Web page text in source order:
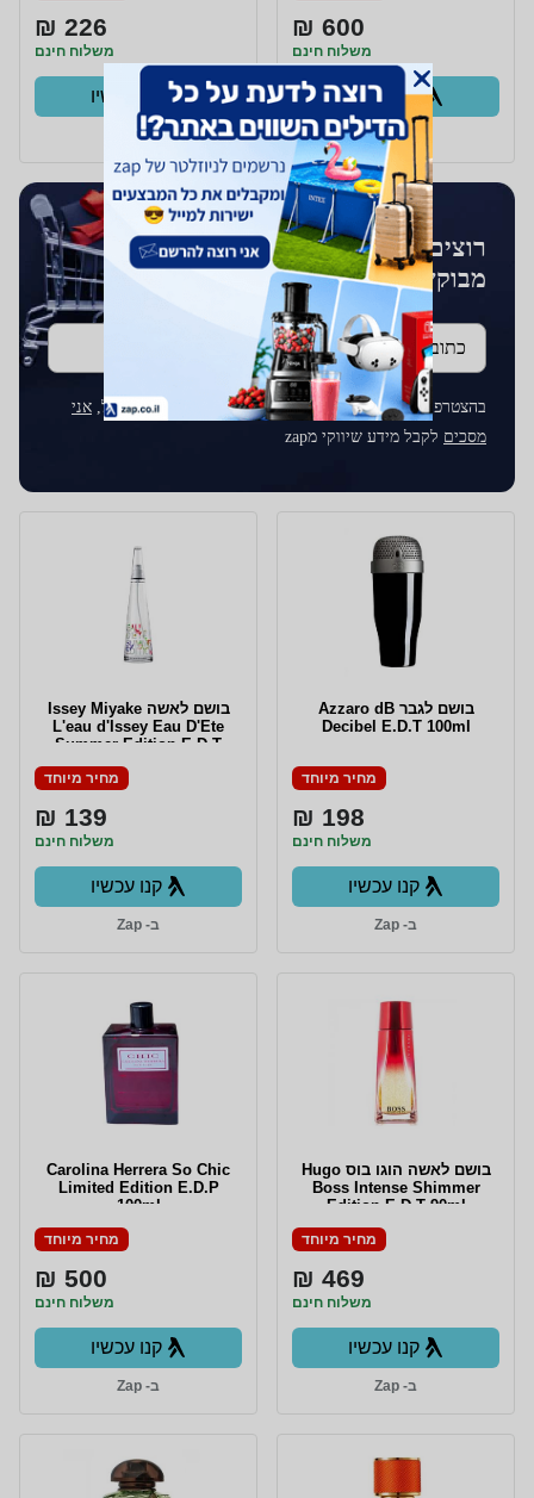
600 ₪
משלוח חינם
קנו עכשיו
ב- Zap
226 ₪
משלוח חינם
קנו עכשיו
ב- Zap
רוצים לקבל עדכונים על מוצרים
מבוקשים?
כתובת דוא''ל
בהצטרפותך לרשימת התפוצה על ידי הכנסת כתובת הדוא"ל, אני
מסכים לקבל מידע שיווקי מzap
בושם לגבר Azzaro dB
Decibel E.D.T 100ml
מחיר מיוחד
198 ₪
משלוח חינם
קנו עכשיו
ב- Zap
בושם לאשה Issey Miyake
L'eau d'Issey Eau D'Ete
Summer Edition E.D.T
100ml
מחיר מיוחד
139 ₪
משלוח חינם
קנו עכשיו
ב- Zap
בושם לאשה הוגו בוס Hugo
Boss Intense Shimmer
Edition E.D.T 90ml
מחיר מיוחד
469 ₪
משלוח חינם
קנו עכשיו
ב- Zap
Carolina Herrera So Chic
Limited Edition E.D.P
100ml
מחיר מיוחד
500 ₪
משלוח חינם
קנו עכשיו
ב- Zap